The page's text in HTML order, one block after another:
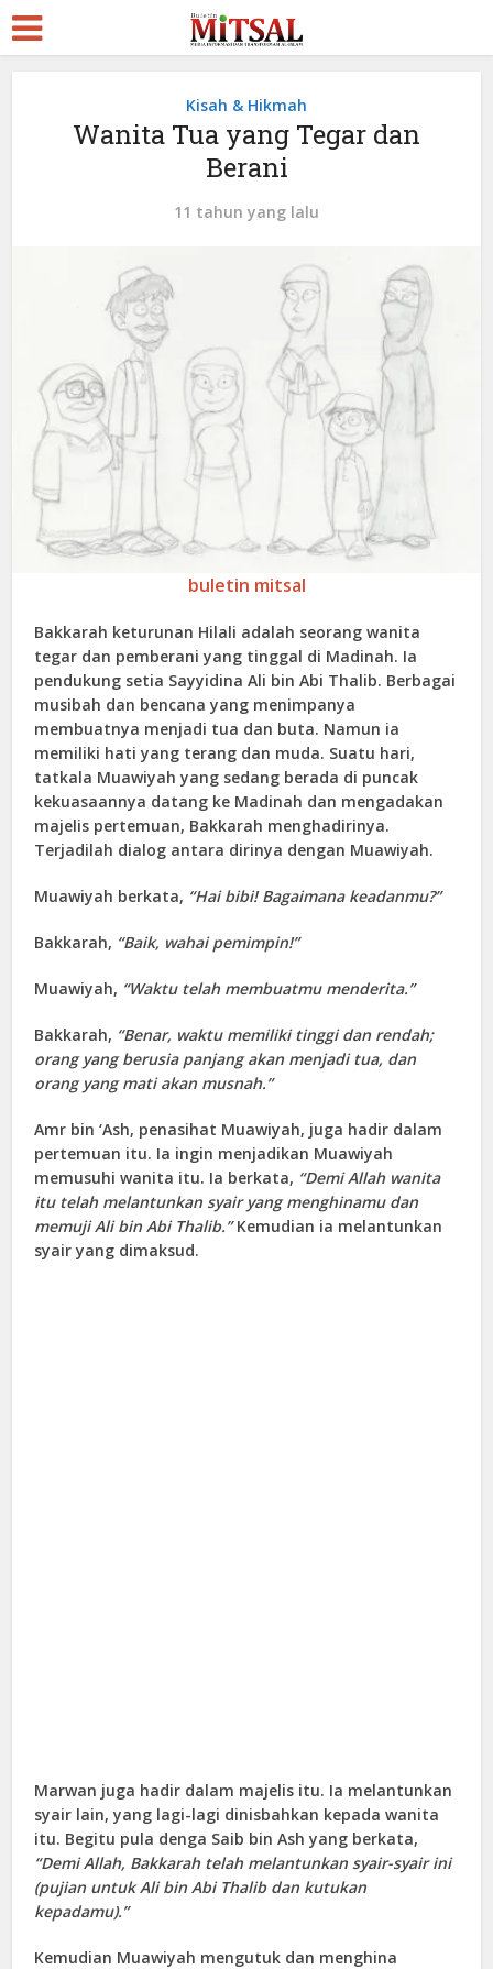
Kisah & Hikmah
Wanita Tua yang Tegar dan
Berani
11 tahun yang lalu
buletin mitsal
Bakkarah keturunan Hilali adalah seorang wanita
tegar dan pemberani yang tinggal di Madinah. Ia
pendukung setia Sayyidina Ali bin Abi Thalib. Berbagai
musibah dan bencana yang menimpanya
membuatnya menjadi tua dan buta. Namun ia
memiliki hati yang terang dan muda. Suatu hari,
tatkala Muawiyah yang sedang berada di puncak
kekuasaannya datang ke Madinah dan mengadakan
majelis pertemuan, Bakkarah menghadirinya.
Terjadilah dialog antara dirinya dengan Muawiyah.
Muawiyah berkata, “Hai bibi! Bagaimana keadanmu?”
Bakkarah, “Baik, wahai pemimpin!”
Muawiyah, “Waktu telah membuatmu menderita.”
Bakkarah, “Benar, waktu memiliki tinggi dan rendah;
orang yang berusia panjang akan menjadi tua, dan
orang yang mati akan musnah.”
Amr bin ‘Ash, penasihat Muawiyah, juga hadir dalam
pertemuan itu. Ia ingin menjadikan Muawiyah
memusuhi wanita itu. Ia berkata, “Demi Allah wanita
itu telah melantunkan syair yang menghinamu dan
memuji Ali bin Abi Thalib.”Kemudian ia melantunkan
syair yang dimaksud.
Marwan juga hadir dalam majelis itu. Ia melantunkan
syair lain, yang lagi-lagi dinisbahkan kepada wanita
itu. Begitu pula denga Saib bin Ash yang berkata,
“Demi Allah, Bakkarah telah melantunkan syair-syair ini
(pujian untuk Ali bin Abi Thalib dan kutukan
kepadamu).”
Kemudian Muawiyah mengutuk dan menghina